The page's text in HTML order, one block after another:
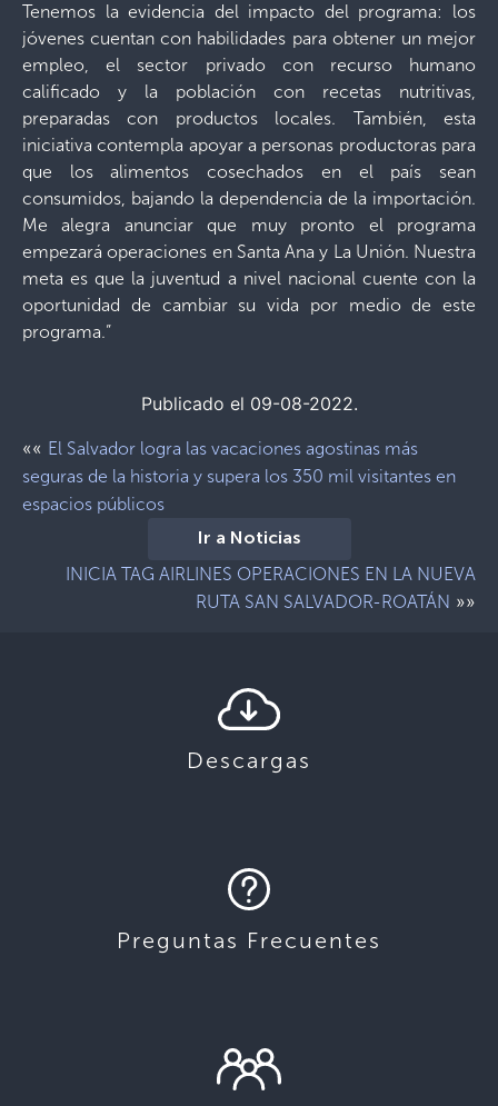
Tenemos la evidencia del impacto del programa: los
jóvenes cuentan con habilidades para obtener un mejor
empleo, el sector privado con recurso humano
calificado y la población con recetas nutritivas,
preparadas con productos locales. También, esta
iniciativa contempla apoyar a personas productoras para
que los alimentos cosechados en el país sean
consumidos, bajando la dependencia de la importación.
Me alegra anunciar que muy pronto el programa
empezará operaciones en Santa Ana y La Unión. Nuestra
meta es que la juventud a nivel nacional cuente con la
oportunidad de cambiar su vida por medio de este
programa.”
Publicado el 09-08-2022.
«« El Salvador logra las vacaciones agostinas más
seguras de la historia y supera los 350 mil visitantes en
espacios públicos
Ir a Noticias
INICIA TAG AIRLINES OPERACIONES EN LA NUEVA
RUTA SAN SALVADOR-ROATÁN »»
Descargas
Preguntas Frecuentes